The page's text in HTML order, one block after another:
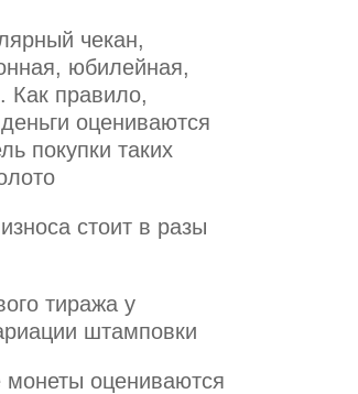
чекан,
юбилейная,
Как правило,
оцениваются
покупки таких
стоит в разы
тиража у
штамповки
монеты оцениваются